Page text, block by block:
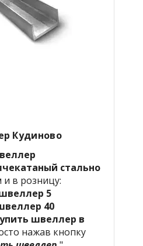
Кудиново
стально
в розницу:
5
40
швеллер в
нажав кнопку